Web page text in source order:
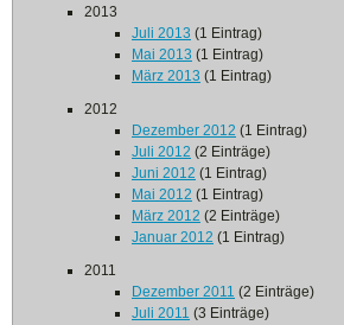
2013
Juli 2013 (1 Eintrag)
Mai 2013 (1 Eintrag)
März 2013 (1 Eintrag)
2012
Dezember 2012 (1 Eintrag)
Juli 2012 (2 Einträge)
Juni 2012 (1 Eintrag)
Mai 2012 (1 Eintrag)
März 2012 (2 Einträge)
Januar 2012 (1 Eintrag)
2011
Dezember 2011 (2 Einträge)
Juli 2011 (3 Einträge)